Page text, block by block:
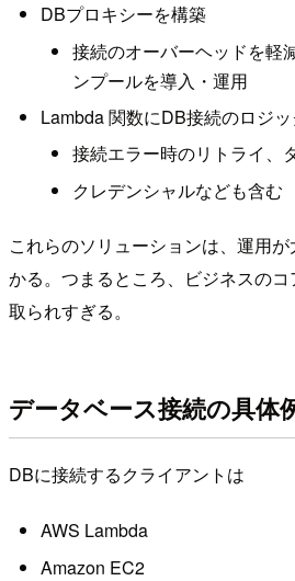
DBプロキシーを構築
接続のオーバーヘッドを軽
ンプールを導入・運用
Lambda 関数にDB接続のロジ
接続エラー時のリトライ、
クレデンシャルなども含む
これらのソリューションは、運用
かる。つまるところ、ビジネスの
取られすぎる。
データベース接続の具体
DBに接続するクライアントは
AWS Lambda
Amazon EC2